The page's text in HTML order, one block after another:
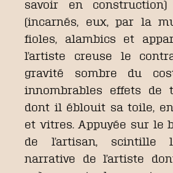
savoir en
(incarnés, eux, par la
fioles, alambics et
l’artiste creuse le
gravité sombre du
innombrables effets de
dont il éblouit sa toile,
et vitres. Appuyée sur le
de l’artisan, scintille
narrative de l’artiste